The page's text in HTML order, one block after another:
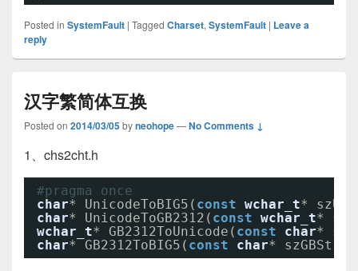
Posted in SystemFault | Tagged Charset, SystemFault | Leave a
reply
汉字繁简体互换
Posted on 2014/03/05byneohope—No Comments ↓
1、chs2cht.h
#pragma once
char* UnicodeToBIG5( const wchar_t*
char* UnicodeToGB2312( const wchar_t*
wchar_t* GB2312ToUnicode( const char*
char* GB2312ToBIG5( const char*